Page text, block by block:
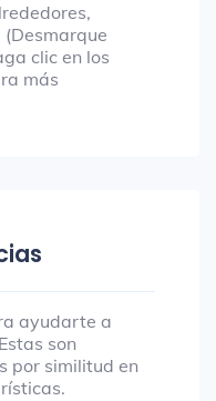
clic en los
más
ayudarte a
son
por similitud en